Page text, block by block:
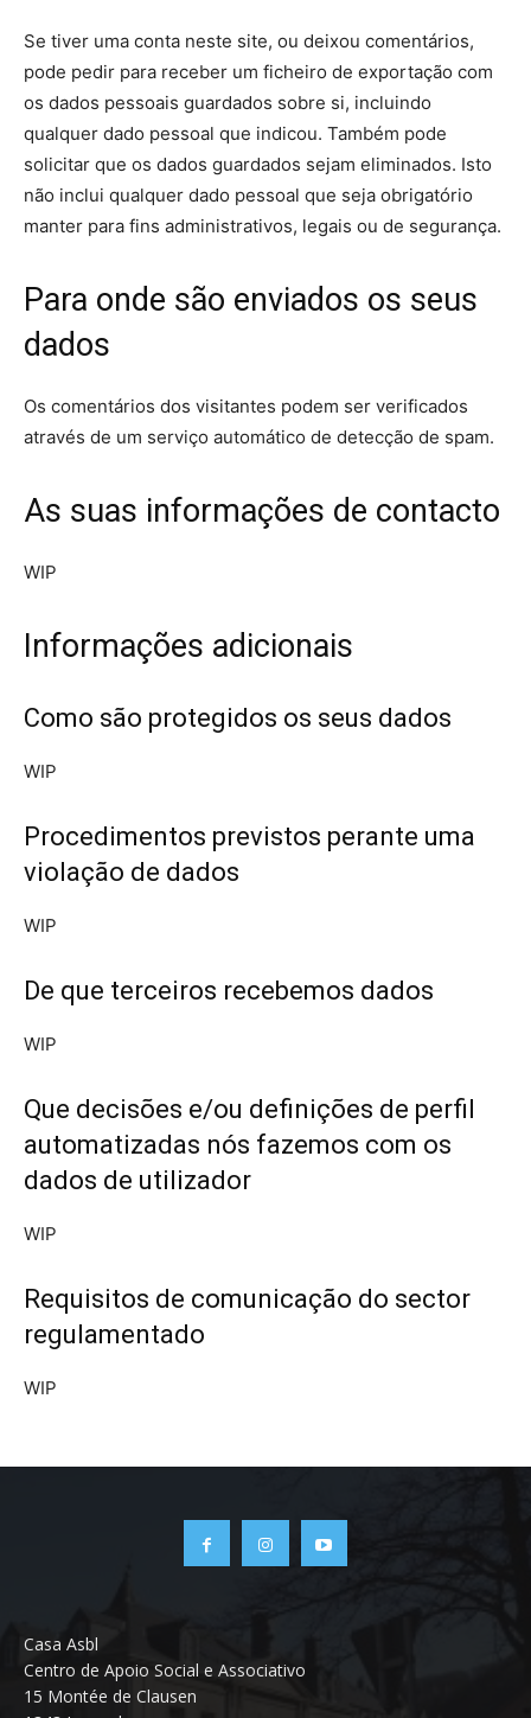
Se tiver uma conta neste site, ou deixou comentários,
pode pedir para receber um ficheiro de exportação com
os dados pessoais guardados sobre si, incluindo
qualquer dado pessoal que indicou. Também pode
solicitar que os dados guardados sejam eliminados. Isto
não inclui qualquer dado pessoal que seja obrigatório
manter para fins administrativos, legais ou de segurança.
Para onde são enviados os seus
dados
Os comentários dos visitantes podem ser verificados
através de um serviço automático de detecção de spam.
As suas informações de contacto
WIP
Informações adicionais
Como são protegidos os seus dados
WIP
Procedimentos previstos perante uma
violação de dados
WIP
De que terceiros recebemos dados
WIP
Que decisões e/ou definições de perfil
automatizadas nós fazemos com os
dados de utilizador
WIP
Requisitos de comunicação do sector
regulamentado
WIP
Casa Asbl
Centro de Apoio Social e Associativo
15 Montée de Clausen